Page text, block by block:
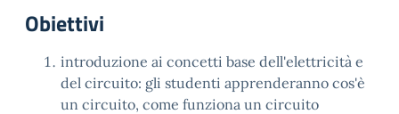
Obiettivi
introduzione ai concetti base dell'elettricità e
del circuito: gli studenti apprenderanno cos'è
un circuito, come funziona un circuito